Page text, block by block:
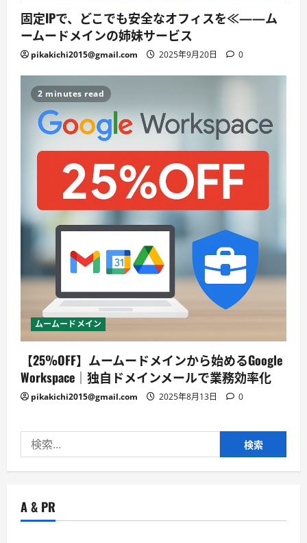
固定IPで、どこでも安全なオフィスを≪——ム
ームードメインの姉妹サービス
pikakichi2015@gmail.com 2025年9月20日 0
2 minutes read
ムームードメイン
【25%OFF】ムームードメインから始めるGoogle
Workspace｜独自ドメインメールで業務効率化
pikakichi2015@gmail.com 2025年8月13日 0
索:
A & PR